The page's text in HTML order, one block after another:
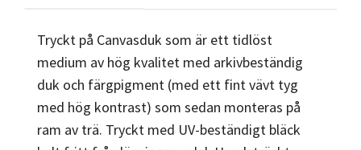
Tryckt på Canvasduk som är ett tidlöst
medium av hög kvalitet med arkivbeständig
duk och färgpigment (med ett fint vävt tyg
med hög kontrast) som sedan monteras på
ram av trä. Tryckt med UV-beständigt bläck